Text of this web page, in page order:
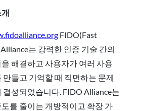
FIDO(Fast
는 강력한 인증 기술 간의
해결하고 사용자가 여러 사용
만들고 기억할 때 직면하는 문제
결성되었습니다. FIDO Alliance는
를 줄이는 개방적이고 확장 가